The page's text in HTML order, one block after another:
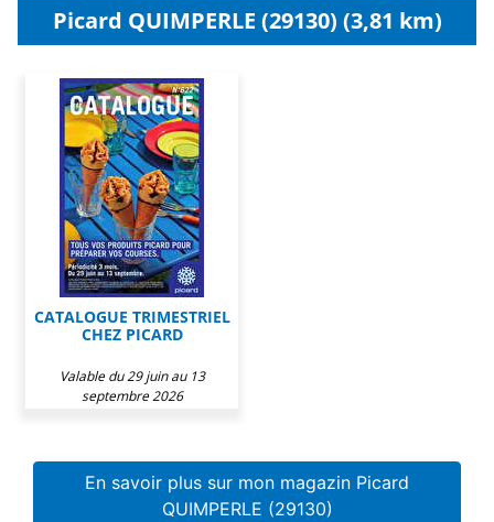
Picard QUIMPERLE (29130) (3,81 km)
CATALOGUE TRIMESTRIEL
CHEZ PICARD
Valable du 29 juin au 13
septembre 2026
En savoir plus sur mon magazin Picard
QUIMPERLE (29130)